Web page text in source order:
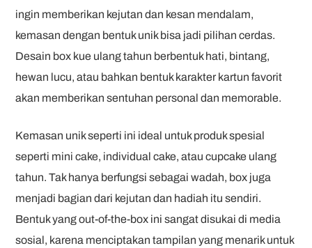
ingin memberikan kejutan dan kesan mendalam,
kemasan dengan bentuk unik bisa jadi pilihan cerdas.
Desain box kue ulang tahun berbentuk hati, bintang,
hewan lucu, atau bahkan bentuk karakter kartun favorit
akan memberikan sentuhan personal dan memorable.
Kemasan unik seperti ini ideal untuk produk spesial
seperti mini cake, individual cake, atau cupcake ulang
tahun. Tak hanya berfungsi sebagai wadah, box juga
menjadi bagian dari kejutan dan hadiah itu sendiri.
Bentuk yang out-of-the-box ini sangat disukai di media
sosial, karena menciptakan tampilan yang menarik untuk